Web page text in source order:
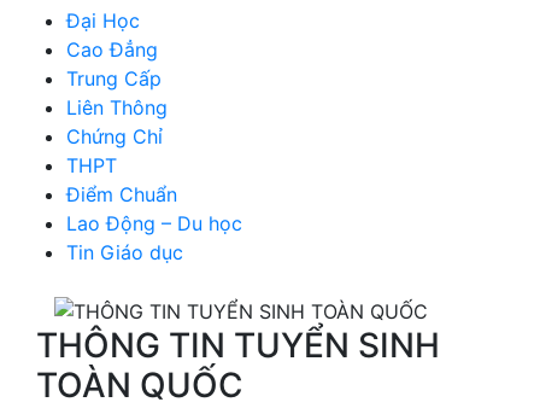
Đại Học
Cao Đẳng
Trung Cấp
Liên Thông
Chứng Chỉ
THPT
Điểm Chuẩn
Lao Động – Du học
Tin Giáo dục
THÔNG TIN TUYỂN SINH
TOÀN QUỐC